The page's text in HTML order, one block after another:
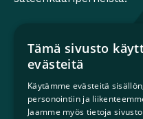
Mikä on
Lapsiperheille
Ammattilaisille
Tämä sivusto
evästeitä
Käytämme evästeitä
personointiin ja
Jaamme myös tietoja